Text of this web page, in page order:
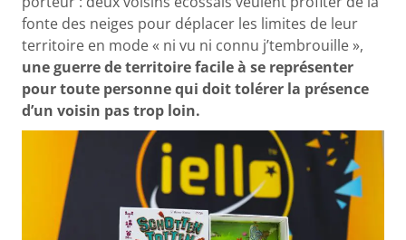
fonte des neiges pour déplacer les limites de leur
territoire en mode « ni vu ni connu j’tembrouille »,
une guerre de territoire facile à se représenter
pour toute personne qui doit tolérer la présence
d’un voisin pas trop loin.